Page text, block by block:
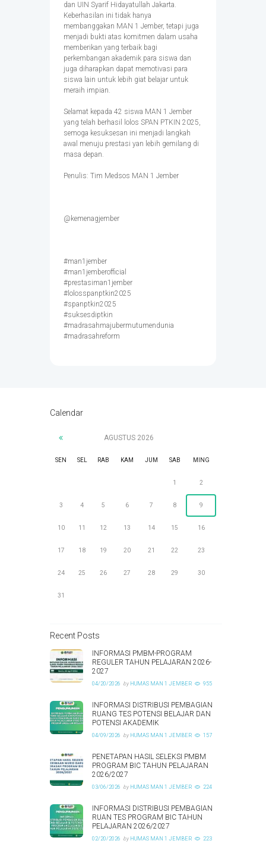
dan UIN Syarif Hidayatullah Jakarta.
Keberhasilan ini tidak hanya
membanggakan MAN 1 Jember, tetapi juga
menjadi bukti atas komitmen dalam usaha
memberikan yang terbaik bagi
perkembangan akademik para siswa dan
juga diharapkan dapat memotivasi para
siswa lain untuk lebih giat belajar untuk
meraih impian.
Selamat kepada 42 siswa MAN 1 Jember
yang telah berhasil lolos SPAN PTKIN 2025,
semoga kesuksesan ini menjadi langkah
awal menuju prestasi yan lebih gemilang di
masa depan.
Penulis: Tim Medsos MAN 1 Jember
@kemenagjember
#man1jember
#man1jemberofficial
#prestasiman1jember
#lolosspanptkin2025
#spanptkin2025
#suksesdiptkin
#madrasahmajubermutumendunia
#madrasahreform
Calendar
AGUSTUS 2026
SEN SEL RAB KAM JUM SAB MING
1 2
3 4 5 6 7 8 9
10 11 12 13 14 15 16
17 18 19 20 21 22 23
24 25 26 27 28 29 30
31
Recent Posts
INFORMASI PMBM-PROGRAM
REGULER TAHUN PELAJARAN 2026-
2027
04/20/2026 by HUMAS MAN 1 JEMBER 955
INFORMASI DISTRIBUSI PEMBAGIAN
RUANG TES POTENSI BELAJAR DAN
POTENSI AKADEMIK
04/09/2026 by HUMAS MAN 1 JEMBER 157
PENETAPAN HASIL SELEKSI PMBM
PROGRAM BIC TAHUN PELAJARAN
2026/2027
03/06/2026 by HUMAS MAN 1 JEMBER 224
INFORMASI DISTRIBUSI PEMBAGIAN
RUAN TES PROGRAM BIC TAHUN
PELAJARAN 2026/2027
02/20/2026 by HUMAS MAN 1 JEMBER 223